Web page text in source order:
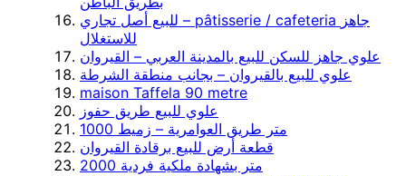
للبيع أصل تجاري – pâtisserie / cafeteria جاهز
للاستغلال
علوي جاهز للسكن للبيع بالمدينة العربي – القيروان
علوي للبيع بالقيروان – بجانب منطقة الشرطة
maison Taffela 90 metre
علوي للبيع طريق حفوز
1000 متر طريق العوامرية – زميط
قطعة أرض للبيع برقادة القيروان
2000 متر بشهادة ملكية فردية